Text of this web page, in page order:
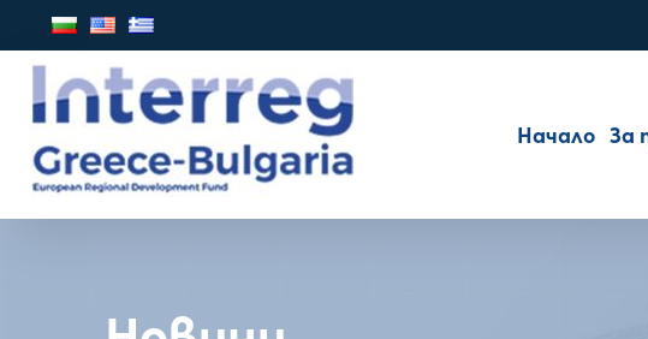
Начало За